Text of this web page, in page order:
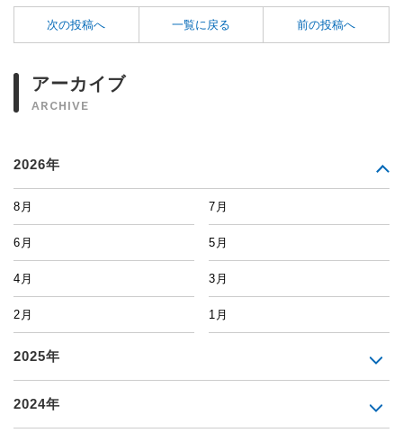
次の投稿へ 一覧に戻る 前の投稿へ
アーカイブ
ARCHIVE
2026年
8月 7月
6月 5月
4月 3月
2月 1月
2025年
2024年